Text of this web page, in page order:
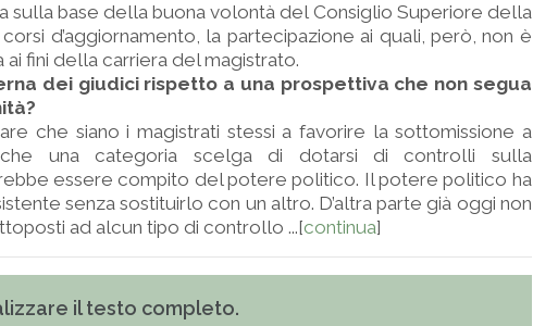
sulla base della buona volontà del Consiglio Superiore della
d’aggiornamento, la partecipazione ai quali, però, non è
fini della carriera del magistrato.
dei giudici rispetto a una prospettiva che non segua
che siano i magistrati stessi a favorire la sottomissione a
che una categoria scelga di dotarsi di controlli sulla
essere compito del potere politico. Il potere politico ha
senza sostituirlo con un altro. D’altra parte già oggi non
ad alcun tipo di controllo ...[continua]
il testo completo.